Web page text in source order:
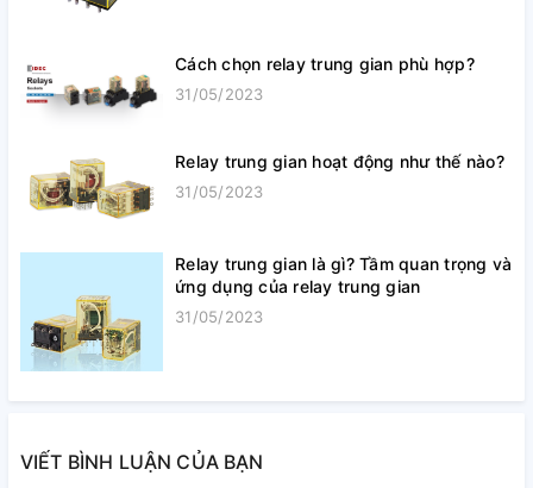
Cách chọn relay trung gian phù hợp?
31/05/2023
Relay trung gian hoạt động như thế nào?
31/05/2023
Relay trung gian là gì? Tầm quan trọng và
ứng dụng của relay trung gian
31/05/2023
VIẾT BÌNH LUẬN CỦA BẠN